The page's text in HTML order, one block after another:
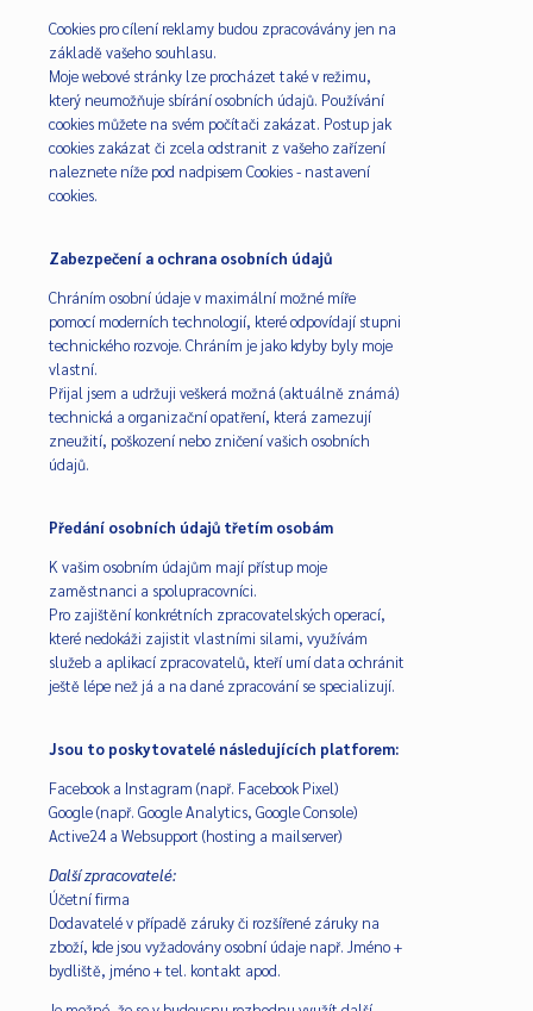
Cookies pro cílení reklamy budou zpracovávány jen na
základě vašeho souhlasu.
Moje webové stránky lze procházet také v režimu,
který neumožňuje sbírání osobních údajů. Používání
cookies můžete na svém počítači zakázat. Postup jak
cookies zakázat či zcela odstranit z vašeho zařízení
naleznete níže pod nadpisem Cookies - nastavení
cookies.
Zabezpečení a ochrana osobních údajů
Chráním osobní údaje v maximální možné míře
pomocí moderních technologií, které odpovídají stupni
technického rozvoje. Chráním je jako kdyby byly moje
vlastní.
Přijal jsem a udržuji veškerá možná (aktuálně známá)
technická a organizační opatření, která zamezují
zneužití, poškození nebo zničení vašich osobních
údajů.
Předání osobních údajů třetím osobám
K vašim osobním údajům mají přístup moje
zaměstnanci a spolupracovníci.
Pro zajištění konkrétních zpracovatelských operací,
které nedokáži zajistit vlastními silami, využívám
služeb a aplikací zpracovatelů, kteří umí data ochránit
ještě lépe než já a na dané zpracování se specializují.
Jsou to poskytovatelé následujících platforem:
Facebook a Instagram (např. Facebook Pixel)
Google (např. Google Analytics, Google Console)
Active24 a Websupport (hosting a mailserver)
Další zpracovatelé:
Účetní firma
Dodavatelé v případě záruky či rozšířené záruky na
zboží, kde jsou vyžadovány osobní údaje např. Jméno +
bydliště, jméno + tel. kontakt apod.